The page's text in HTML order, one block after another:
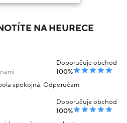
NA HEURECE
Doporučuje obchod
100%
spokojná. Odporúčam.
Doporučuje obchod
100%